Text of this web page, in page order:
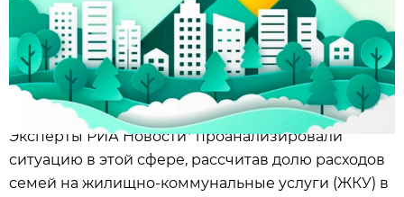
Эксперты РИА Новости* проанализировали
ситуацию в этой сфере, рассчитав долю расходов
семей на жилищно-коммунальные услуги (ЖКУ) в